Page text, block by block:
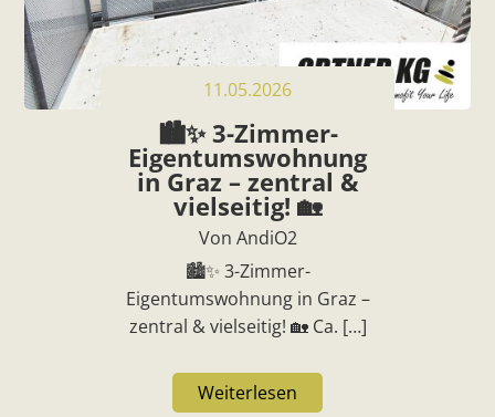
11.05.2026
🏙️✨ 3-Zimmer-
Eigentumswohnung
in Graz – zentral &
vielseitig! 🏡
Von AndiO2
🏙️✨ 3-Zimmer-
Eigentumswohnung in Graz –
zentral & vielseitig! 🏡 Ca. […]
Weiterlesen